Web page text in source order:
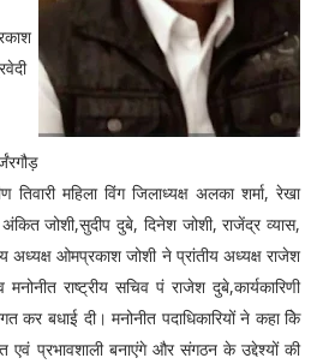
तिवारी महिला विंग जिलाध्यक्ष अलका शर्मा, रेखा
जोशी,सुदीप दुबे, दिनेश जोशी, राजेंद्र व्यास,
अध्यक्ष ओमप्रकाश जोशी ने प्रांतीय अध्यक्ष राजेश
राष्ट्रीय सचिव पं राजेश दुबे,कार्यकारिणी
कर बधाई दी। मनोनीत पदाधिकारियों ने कहा किे
प्रभावशाली बनाएंगे और संगठन के उद्देश्यों की